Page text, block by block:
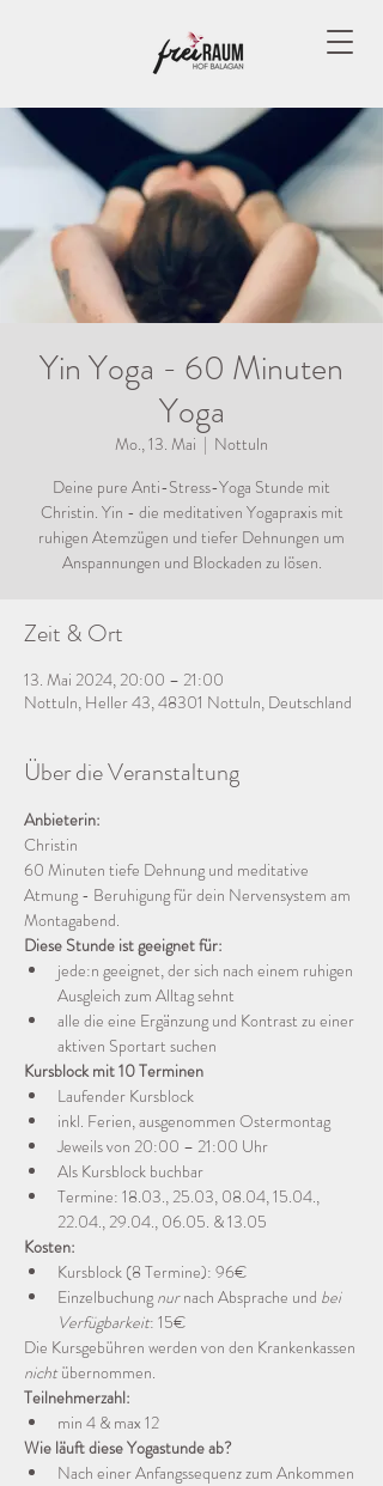
Yin Yoga - 60 Minuten
Yoga
Mo., 13. Mai
  |
Nottuln
Deine pure Anti-Stress-Yoga Stunde mit
Christin. Yin - die meditativen Yogapraxis mit
ruhigen Atemzügen und tiefer Dehnungen um
Anspannungen und Blockaden zu lösen.
Zeit & Ort
13. Mai 2024, 20:00 – 21:00
Nottuln, Heller 43, 48301 Nottuln, Deutschland
Über die Veranstaltung
Anbieterin:
Christin
60 Minuten tiefe Dehnung und meditative
Atmung - Beruhigung für dein Nervensystem am
Montagabend.
Diese Stunde ist geeignet für:
jede:n geeignet, der sich nach einem ruhigen
Ausgleich zum Alltag sehnt
alle die eine Ergänzung und Kontrast zu einer
aktiven Sportart suchen
Kursblock mit 10 Terminen
Laufender Kursblock
inkl. Ferien, ausgenommen Ostermontag
Jeweils von 20:00 – 21:00 Uhr
Als Kursblock buchbar
Termine: 18.03., 25.03, 08.04, 15.04.,
22.04., 29.04., 06.05. & 13.05
Kosten:
Kursblock (8 Termine): 96€
Einzelbuchung nur nach Absprache und bei
Verfügbarkeit: 15€
Die Kursgebühren werden von den Krankenkassen
nicht übernommen.
Teilnehmerzahl:
min 4 & max 12
Wie läuft diese Yogastunde ab?
Nach einer Anfangssequenz zum Ankommen